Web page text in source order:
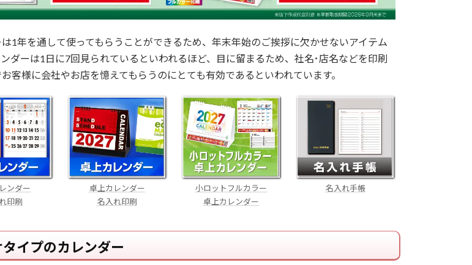
1年を通して使ってもらうことができるため、年末年始のご挨拶に欠かせないアイテム
ダーは1日に7回見られているといわれるほど、目に留まるため、社名･店名などを印刷
客様に会社やお店を憶えてもらうのにとても有効であるといわれています。
ンダー
印刷
卓上カレンダー
名入れ印刷
小ロットフルカラー
卓上カレンダー
名入れ手帳
イプのカレンダー